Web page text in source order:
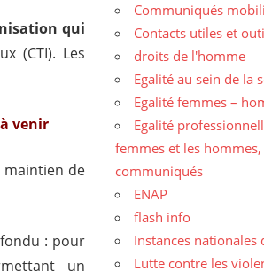
qui
(CTI). Les
venir
maintien de
: pour
un
Communiqués
Contacts utiles et
droits de l'homme
Egalité au sein de la
Egalité femmes –
Egalité
femmes et les
communiqués
ENAP
flash info
Instances nationales
Lutte contre les